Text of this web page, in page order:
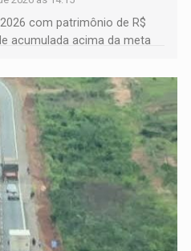
2026 com patrimônio de R$
acumulada acima da meta